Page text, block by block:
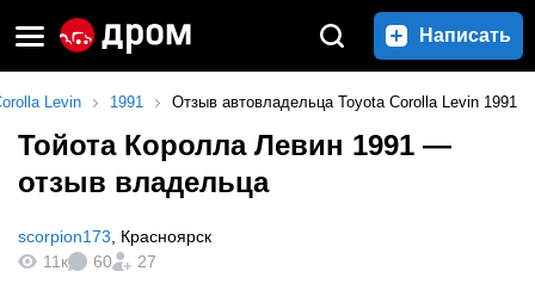
Написать
Levin 1991 Отзыв автовладельца Toyota Corolla Levin 1991
Тойота Королла Левин 1991 —
отзыв владельца
scorpion173
Красноярск
11к
60 27